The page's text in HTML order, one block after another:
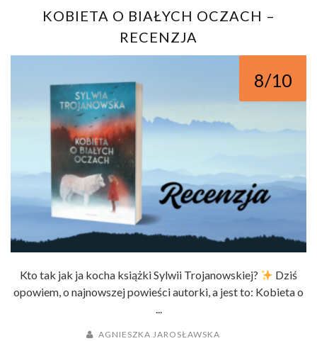
KOBIETA O BIAŁYCH OCZACH –
RECENZJA
8/10
Kto tak jak ja kocha książki Sylwii Trojanowskiej?
Dziś
opowiem, o najnowszej powieści autorki, a jest to: Kobieta o
...
AGNIESZKA JAROSŁAWSKA